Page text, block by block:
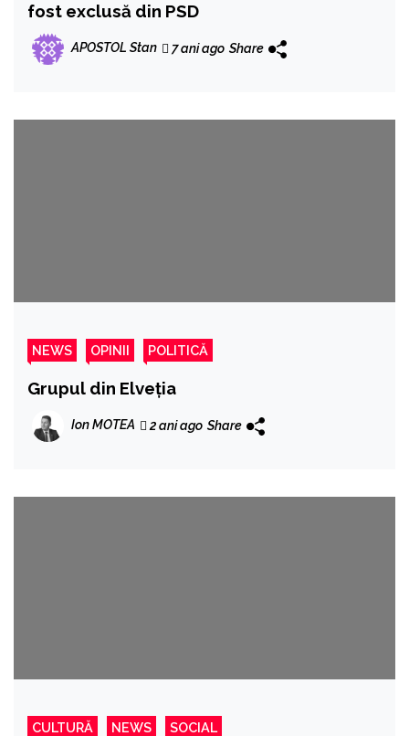
fost exclusă din PSD
APOSTOL Stan 7 ani ago Share
NEWS OPINII POLITICĂ
Grupul din Elveția
Ion MOTEA 2 ani ago Share
CULTURĂ NEWS SOCIAL